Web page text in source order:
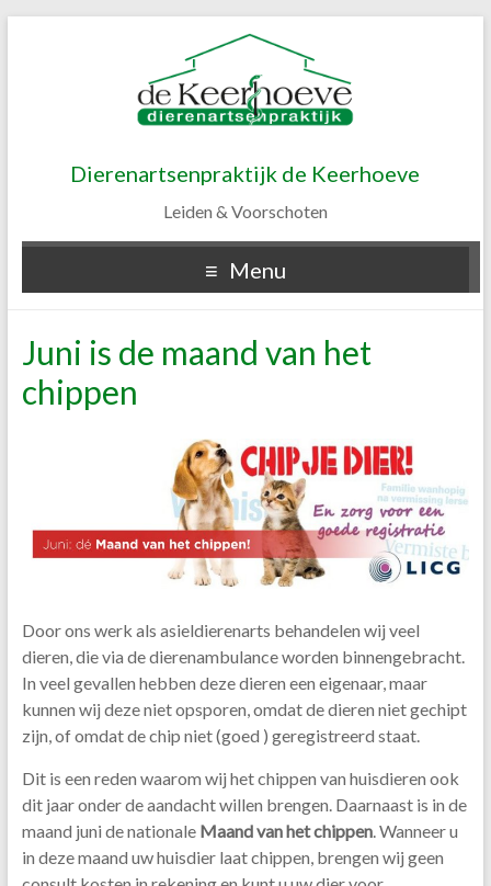
Dierenartsenpraktijk de Keerhoeve
Leiden & Voorschoten
Menu
Juni is de maand van het
chippen
Door ons werk als asieldierenarts behandelen wij veel
dieren, die via de dierenambulance worden binnengebracht.
In veel gevallen hebben deze dieren een eigenaar, maar
kunnen wij deze niet opsporen, omdat de dieren niet gechipt
zijn, of omdat de chip niet (goed ) geregistreerd staat.
Dit is een reden waarom wij het chippen van huisdieren ook
dit jaar onder de aandacht willen brengen. Daarnaast is in de
maand juni de nationale Maand van het chippen. Wanneer u
in deze maand uw huisdier laat chippen, brengen wij geen